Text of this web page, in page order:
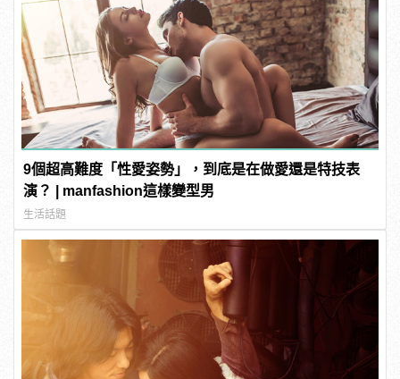
9個超高難度「性愛姿勢」，到底是在做愛還是特技表
演？ | manfashion這樣變型男
生活話題